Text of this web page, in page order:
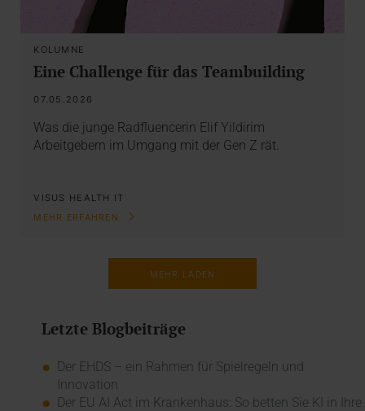
KOLUMNE
Eine Challenge für das Teambuilding
07.05.2026
Was die junge Radfluencerin Elif Yildirim
Arbeitgebern im Umgang mit der Gen Z rät.
VISUS HEALTH IT
MEHR ERFAHREN
MEHR LADEN
Letzte Blogbeiträge
Der EHDS – ein Rahmen für Spielregeln und
Innovation
Der EU AI Act im Krankenhaus: So betten Sie KI in Ihre